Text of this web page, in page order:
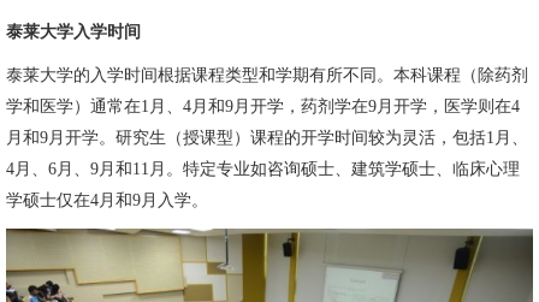
泰莱大学入学时间
泰莱大学的入学时间根据课程类型和学期有所不同。本科课程（除药剂
学和医学）通常在1月、4月和9月开学，药剂学在9月开学，医学则在4
月和9月开学。研究生（授课型）课程的开学时间较为灵活，包括1月、
4月、6月、9月和11月。特定专业如咨询硕士、建筑学硕士、临床心理
学硕士仅在4月和9月入学。